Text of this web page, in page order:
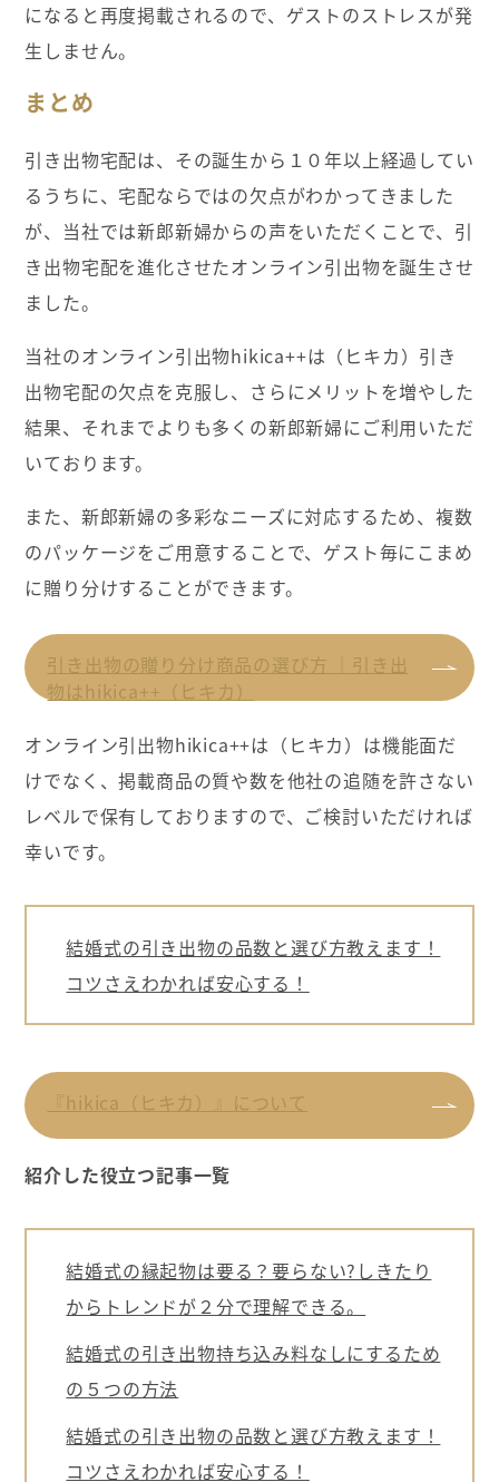
になると再度掲載されるので、ゲストのストレスが発
生しません。
まとめ
引き出物宅配は、その誕生から１０年以上経過してい
るうちに、宅配ならではの欠点がわかってきました
が、当社では新郎新婦からの声をいただくことで、引
き出物宅配を進化させたオンライン引出物を誕生させ
ました。
当社のオンライン引出物hikica++は（ヒキカ）引き
出物宅配の欠点を克服し、さらにメリットを増やした
結果、それまでよりも多くの新郎新婦にご利用いただ
いております。
また、新郎新婦の多彩なニーズに対応するため、複数
のパッケージをご用意することで、ゲスト毎にこまめ
に贈り分けすることができます。
引き出物の贈り分け商品の選び方 ｜引き出
物はhikica++（ヒキカ）
オンライン引出物hikica++は（ヒキカ）は機能面だ
けでなく、掲載商品の質や数を他社の追随を許さない
レベルで保有しておりますので、ご検討いただければ
幸いです。
結婚式の引き出物の品数と選び方教えます！
コツさえわかれば安心する！
『hikica（ヒキカ）』について
紹介した役立つ記事一覧
結婚式の縁起物は要る？要らない?しきたり
からトレンドが２分で理解できる。
結婚式の引き出物持ち込み料なしにするため
の５つの方法
結婚式の引き出物の品数と選び方教えます！
コツさえわかれば安心する！